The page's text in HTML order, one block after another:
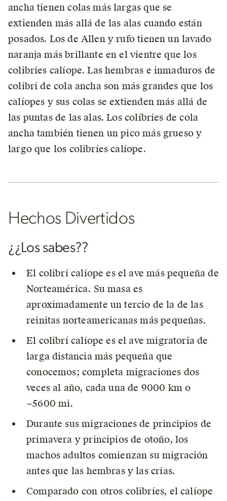
ancha tienen colas más largas que se
extienden más allá de las alas cuando están
posados. Los de Allen y rufo tienen un lavado
naranja más brillante en el vientre que los
colibríes calíope. Las hembras e inmaduros de
colibrí de cola ancha son más grandes que los
calíopes y sus colas se extienden más allá de
las puntas de las alas. Los colibríes de cola
ancha también tienen un pico más grueso y
largo que los colibríes calíope.
Hechos Divertidos
¿¿Los sabes??
El colibrí calíope es el ave más pequeña de
Norteamérica. Su masa es
aproximadamente un tercio de la de las
reinitas norteamericanas más pequeñas.
El colibrí calíope es el ave migratoria de
larga distancia más pequeña que
conocemos; completa migraciones dos
veces al año, cada una de 9000 km o
~5600 mi.
Durante sus migraciones de principios de
primavera y principios de otoño, los
machos adultos comienzan su migración
antes que las hembras y las crías.
Comparado con otros colibríes, el calíope